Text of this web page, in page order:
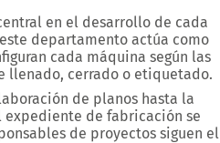
en el desarrollo de cada
departamento actúa como
cada máquina según las
llenado, cerrado o etiquetado.
de planos hasta la
de fabricación se
de proyectos siguen el